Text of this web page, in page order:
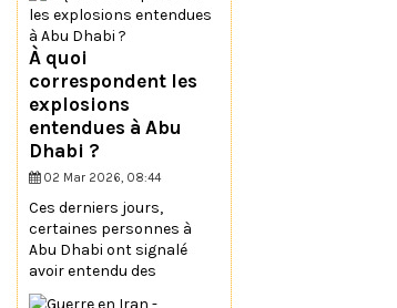
À quoi
correspondent les
explosions
entendues à Abu
Dhabi ?
02 Mar 2026, 08:44
Ces derniers jours,
certaines personnes à
Abu Dhabi ont signalé
avoir entendu des